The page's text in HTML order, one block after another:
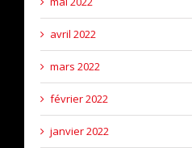
avril 2022
mars 2022
février 2022
janvier 2022